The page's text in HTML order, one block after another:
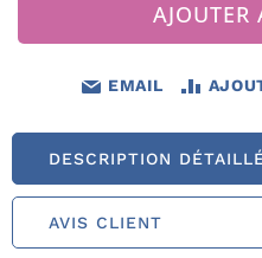
AJOUTER
EMAIL
DESCRIPTION
AVIS CLIENT